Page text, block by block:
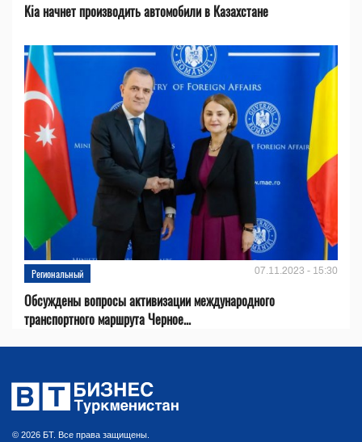
Kia начнет производить автомобили в Казахстане
Региональный 07.11.2023 - 15:30
Обсуждены вопросы активизации международного
транспортного маршрута Черное...
© 2026 БТ. Все права защищены.